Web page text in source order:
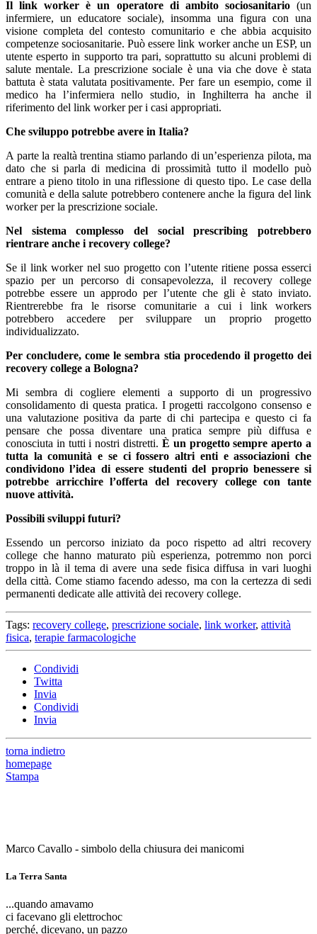
Il link worker è un operatore di ambito sociosanitario(un
infermiere, un educatore sociale), insomma una figura con una
visione completa del contesto comunitario e che abbia acquisito
competenze sociosanitarie. Può essere link worker anche un ESP, un
utente esperto in supporto tra pari, soprattutto su alcuni problemi di
salute mentale. La prescrizione sociale è una via che dove è stata
battuta è stata valutata positivamente. Per fare un esempio, come il
medico ha l’infermiera nello studio, in Inghilterra ha anche il
riferimento del link worker per i casi appropriati.
Che sviluppo potrebbe avere in Italia?
A parte la realtà trentina stiamo parlando di un’esperienza pilota, ma
dato che si parla di medicina di prossimità tutto il modello può
entrare a pieno titolo in una riflessione di questo tipo. Le case della
comunità e della salute potrebbero contenere anche la figura del link
worker per la prescrizione sociale.
Nel sistema complesso del social prescribing potrebbero
rientrare anche i recovery college?
Se il link worker nel suo progetto con l’utente ritiene possa esserci
spazio per un percorso di consapevolezza, il recovery college
potrebbe essere un approdo per l’utente che gli è stato inviato.
Rientrerebbe fra le risorse comunitarie a cui i link workers
potrebbero accedere per sviluppare un proprio progetto
individualizzato.
Per concludere, come le sembra stia procedendo il progetto dei
recovery college a Bologna?
Mi sembra di cogliere elementi a supporto di un progressivo
consolidamento di questa pratica. I progetti raccolgono consenso e
una valutazione positiva da parte di chi partecipa e questo ci fa
pensare che possa diventare una pratica sempre più diffusa e
conosciuta in tutti i nostri distretti. È un progetto sempre aperto a
tutta la comunità e se ci fossero altri enti e associazioni che
condividono l’idea di essere studenti del proprio benessere si
potrebbe arricchire l’offerta del recovery college con tante
nuove attività.
Possibili sviluppi futuri?
Essendo un percorso iniziato da poco rispetto ad altri recovery
college che hanno maturato più esperienza, potremmo non porci
troppo in là il tema di avere una sede fisica diffusa in vari luoghi
della città. Come stiamo facendo adesso, ma con la certezza di sedi
permanenti dedicate alle attività dei recovery college.
Tags: recovery college, prescrizione sociale, link worker, attività
fisica, terapie farmacologiche
Condividi
Twitta
Invia
Condividi
Invia
torna indietro
homepage
Stampa
Marco Cavallo - simbolo della chiusura dei manicomi
La Terra Santa
...quando amavamo
ci facevano gli elettrochoc
perché, dicevano, un pazzo